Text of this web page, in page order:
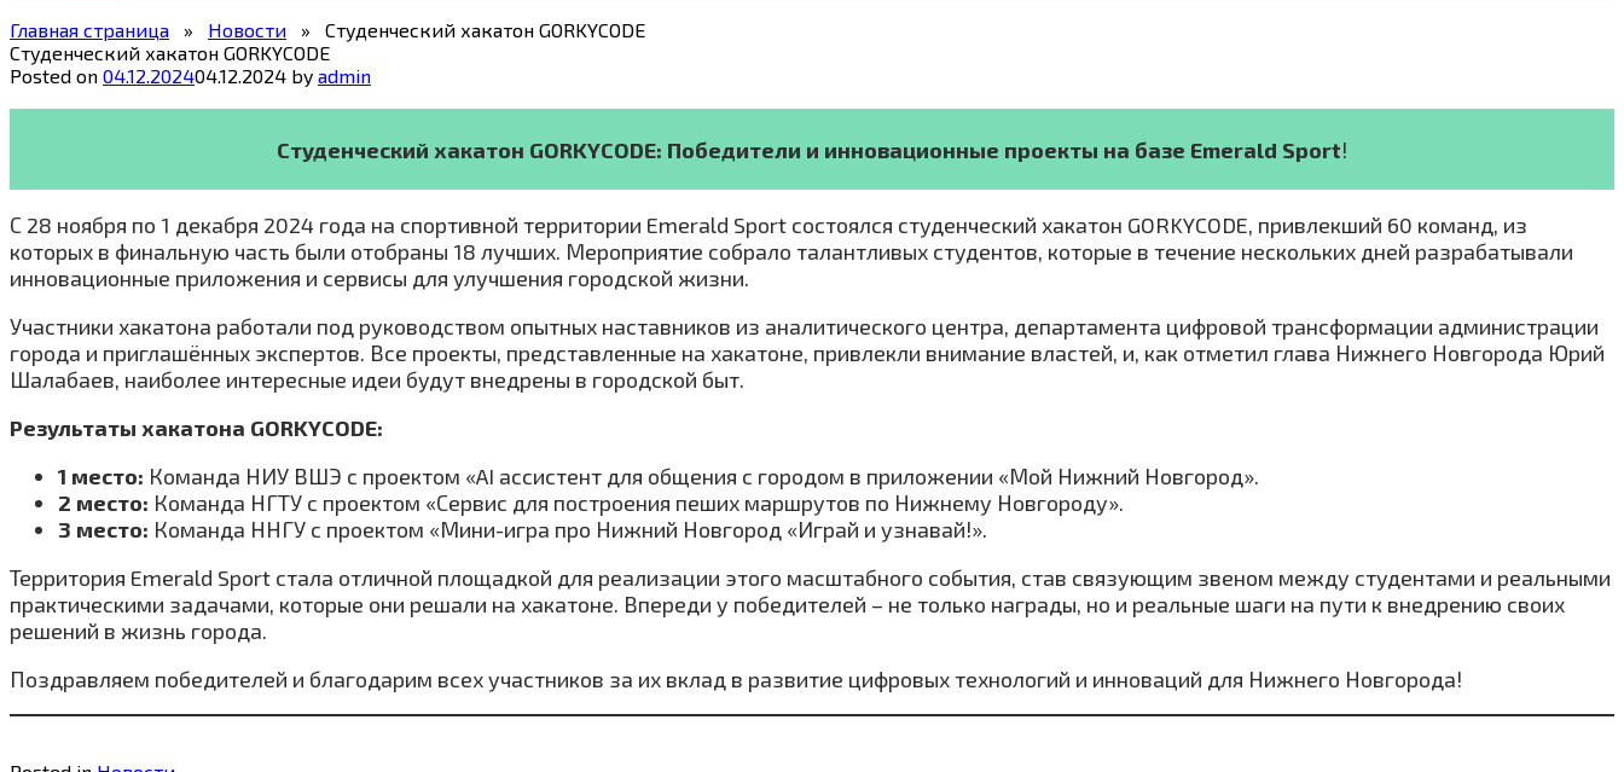
Главная страница » Новости » Студенческий хакатон GORKYCODE
Студенческий хакатон GORKYCODE
Posted on 04.12.202404.12.2024 by admin
Студенческий хакатон GORKYCODE: Победители и инновационные проекты на базе Emerald Sport!
С 28 ноября по 1 декабря 2024 года на спортивной территории Emerald Sport состоялся студенческий хакатон GORKYCODE, привлекший 60 команд, из
которых в финальную часть были отобраны 18 лучших. Мероприятие собрало талантливых студентов, которые в течение нескольких дней разрабатывали
инновационные приложения и сервисы для улучшения городской жизни.
Участники хакатона работали под руководством опытных наставников из аналитического центра, департамента цифровой трансформации администрации
города и приглашённых экспертов. Все проекты, представленные на хакатоне, привлекли внимание властей, и, как отметил глава Нижнего Новгорода Юрий
Шалабаев, наиболее интересные идеи будут внедрены в городской быт.
Результаты хакатона GORKYCODE:
1 место: Команда НИУ ВШЭ с проектом «AI ассистент для общения с городом в приложении «Мой Нижний Новгород».
2 место: Команда НГТУ с проектом «Сервис для построения пеших маршрутов по Нижнему Новгороду».
3 место: Команда ННГУ с проектом «Мини-игра про Нижний Новгород «Играй и узнавай!».
Территория Emerald Sport стала отличной площадкой для реализации этого масштабного события, став связующим звеном между студентами и реальными
практическими задачами, которые они решали на хакатоне. Впереди у победителей – не только награды, но и реальные шаги на пути к внедрению своих
решений в жизнь города.
Поздравляем победителей и благодарим всех участников за их вклад в развитие цифровых технологий и инноваций для Нижнего Новгорода!